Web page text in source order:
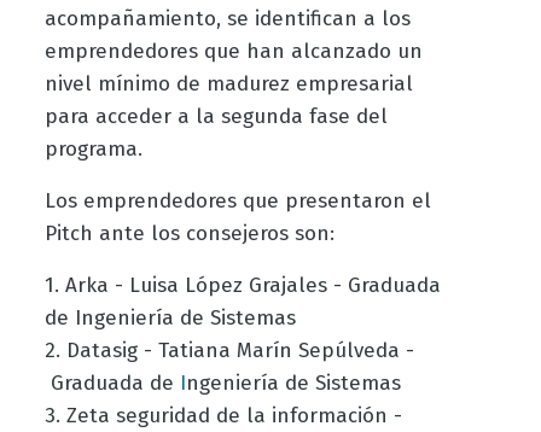
acompañamiento, se identifican a los
emprendedores que han alcanzado un
nivel mínimo de madurez empresarial
para acceder a la segunda fase del
programa.
Los emprendedores que presentaron el
Pitch ante los consejeros son:
1. Arka - Luisa López Grajales - Graduada
de Ingeniería de Sistemas
2. Datasig - Tatiana Marín Sepúlveda -
Graduada de Ingeniería de Sistemas
3. Zeta seguridad de la información -